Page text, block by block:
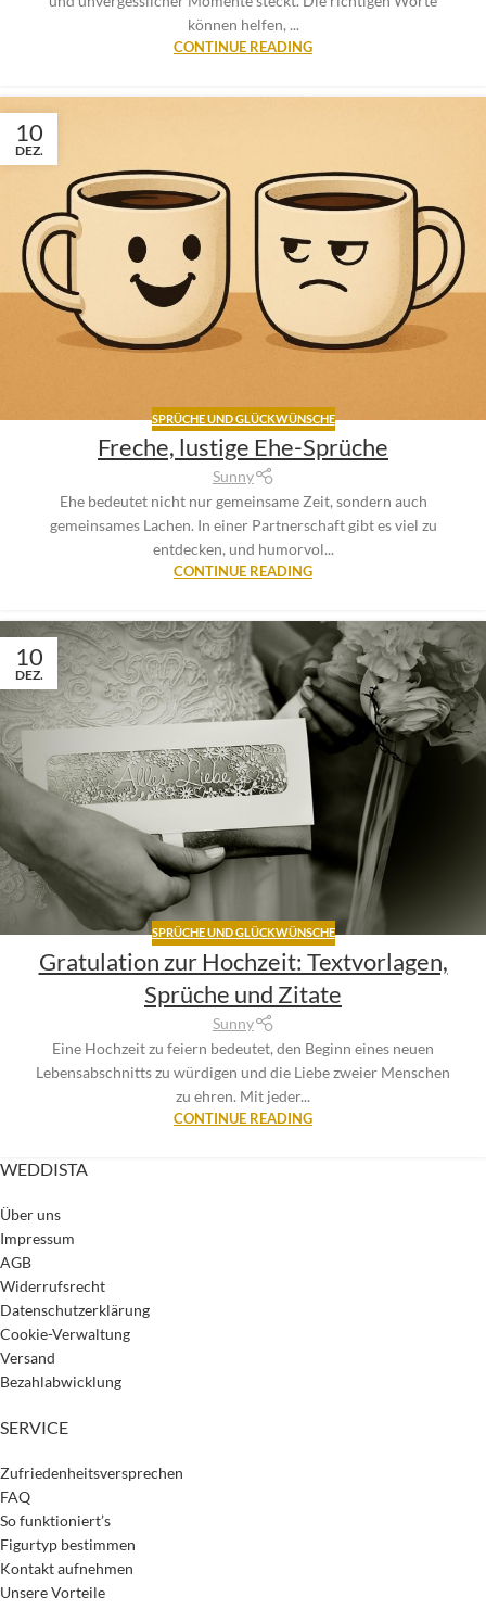
können helfen, ...
CONTINUE READING
10
DEZ.
SPRÜCHE UND GLÜCKWÜNSCHE
Freche, lustige Ehe-Sprüche
Sunny
Ehe bedeutet nicht nur gemeinsame Zeit, sondern auch
gemeinsames Lachen. In einer Partnerschaft gibt es viel zu
entdecken, und humorvol...
CONTINUE READING
10
DEZ.
SPRÜCHE UND GLÜCKWÜNSCHE
Gratulation zur Hochzeit: Textvorlagen,
Sprüche und Zitate
Sunny
Eine Hochzeit zu feiern bedeutet, den Beginn eines neuen
Lebensabschnitts zu würdigen und die Liebe zweier Menschen
zu ehren. Mit jeder...
CONTINUE READING
WEDDISTA
Über uns
Impressum
AGB
Widerrufsrecht
Datenschutzerklärung
Cookie-Verwaltung
Versand
Bezahlabwicklung
SERVICE
Zufriedenheitsversprechen
FAQ
So funktioniert’s
Figurtyp bestimmen
Kontakt aufnehmen
Unsere Vorteile